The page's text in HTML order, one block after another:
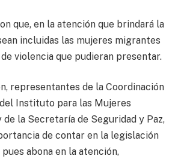
que, en la atención que brindará la
incluidas las mujeres migrantes
violencia que pudieran presentar.
representantes de la Coordinación
Instituto para las Mujeres
de la Secretaría de Seguridad y Paz,
de contar en la legislación
abona en la atención,